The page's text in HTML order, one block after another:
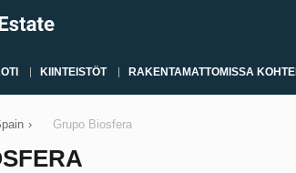
KIINTEISTÖT RAKENTAMATTOMISSA KOHTEI
› Grupo Biosfera